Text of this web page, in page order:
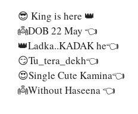
😎 King is here 👑
👼DOB 22 May 👈
👑Ladka..KADAK he👈
😏Tu_tera_dekh👈
😍Single Cute Kamina👈
👼Without Haseena 👈